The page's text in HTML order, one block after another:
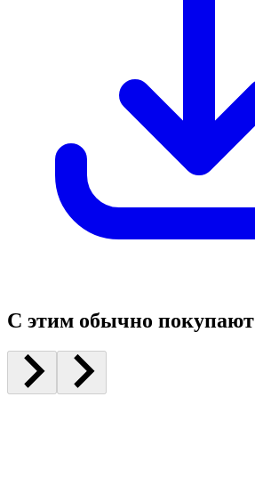
С этим обычно покупают